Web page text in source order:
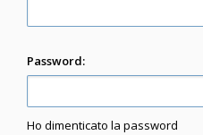
Password:
Ho dimenticato la password